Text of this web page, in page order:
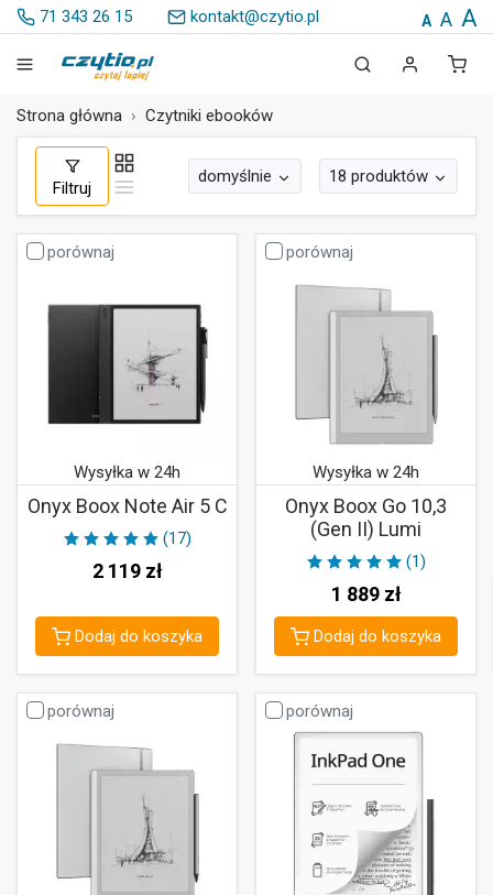
71 343 26 15 kontakt@czytio.pl A A A
Strona główna Czytniki ebooków
Filtruj
domyślnie 18 produktów
porównaj
Wysyłka w 24h
Onyx Boox Note Air 5 C
(17)
2 119zł
Dodaj do koszyka
porównaj
Wysyłka w 24h
Onyx Boox Go 10,3
(Gen II) Lumi
(1)
1 889zł
Dodaj do koszyka
porównaj porównaj